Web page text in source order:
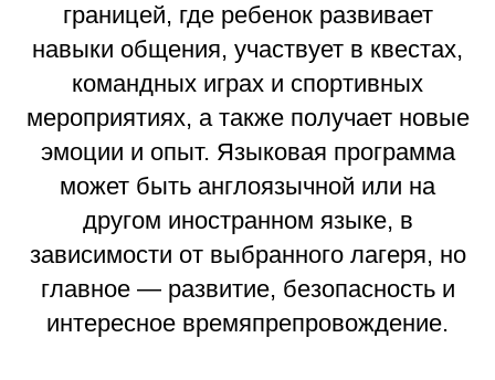
границей, где ребенок развивает
навыки общения, участвует в квестах,
командных играх и спортивных
мероприятиях, а также получает новые
эмоции и опыт. Языковая программа
может быть англоязычной или на
другом иностранном языке, в
зависимости от выбранного лагеря, но
главное — развитие, безопасность и
интересное времяпрепровождение.